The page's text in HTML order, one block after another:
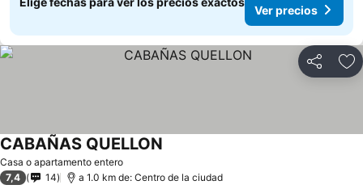
Ver precios
Compartir
Casa o apartamento entero
CABAÑAS QUELLON
7,4 14 a 1.0 km de: Centro de la ciudad